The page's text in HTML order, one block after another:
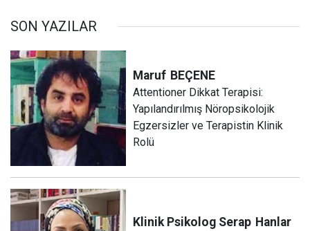
SON YAZILAR
Maruf BEÇENE
Attentioner Dikkat Terapisi:
Yapılandırılmış Nöropsikolojik
Egzersizler ve Terapistin Klinik
Rolü
Klinik Psikolog Serap Hanlar